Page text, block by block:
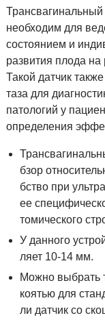
Трансвагинальный
необходим для
состоянием и
развития плода
Такой датчик
таза для
патологий у
определения
бзор
бство при
ее
томического
У данного
ляет 10-14 мм.
Можно выбрать
коятью для
ли датчик со